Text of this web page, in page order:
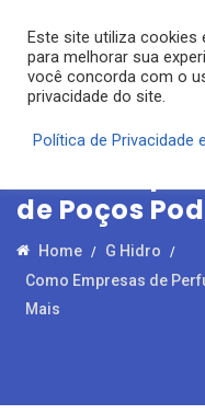
de Poços
Home
G Hidro
Como Empresas de
Mais
Este site utiliza cookies
para melhorar sua
você concorda com o
privacidade do site.
Política de Privacidade